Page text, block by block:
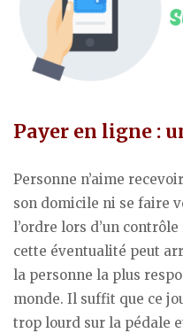
Payer en ligne :
Personne n’aime
son domicile ni se faire
l’ordre lors d’un
cette éventualité peut
la personne la plus
monde. Il suffit que ce
trop lourd sur la pédale